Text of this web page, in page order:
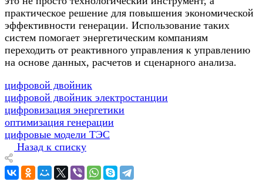
практическое решение для повышения экономической
эффективности генерации. Использование таких
систем помогает энергетическим компаниям
переходить от реактивного управления к управлению
на основе данных, расчетов и сценарного анализа.
цифровой двойник
цифровой двойник электростанции
цифровизация энергетики
оптимизация генерации
цифровые модели ТЭС
Назад к списку